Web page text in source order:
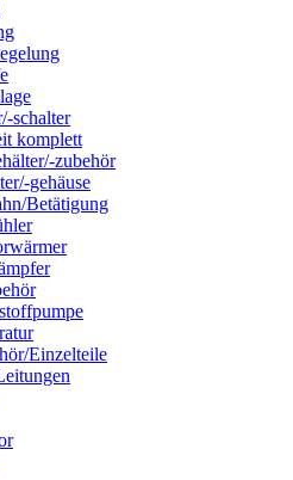
schalter
komplett
zubehör
gehäuse
Betätigung
Einzelteile